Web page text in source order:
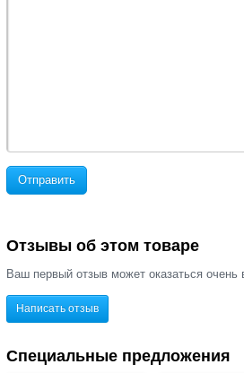
Отправить
Отзывы об этом товаре
Ваш первый отзыв может оказаться
Написать отзыв
Специальные предложения